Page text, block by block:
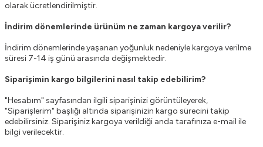
olarak ücretlendirilmiştir.
İndirim dönemlerinde ürünüm ne zaman kargoya verilir?
İndirim dönemlerinde yaşanan yoğunluk nedeniyle kargoya verilme
süresi 7-14 iş günü arasında değişmektedir.
Siparişimin kargo bilgilerini nasıl takip edebilirim?
"Hesabım" sayfasından ilgili siparişinizi görüntüleyerek,
"Siparişlerim" başlığı altında siparişinizin kargo sürecini takip
edebilirsiniz. Siparişiniz kargoya verildiği anda tarafınıza e-mail ile
bilgi verilecektir.